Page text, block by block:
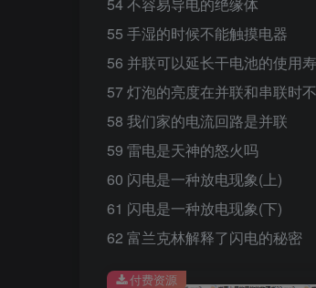
55 手湿的时候不能触摸电器
56 并联可以延长干电池的使用
57 灯泡的亮度在并联和串联时
58 我们家的电流回路是并联
59 雷电是天神的怒火吗
60 闪电是一种放电现象(上)
61 闪电是一种放电现象(下)
62 富兰克林解释了闪电的秘密
付费资源